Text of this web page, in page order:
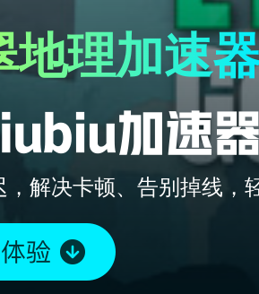
地理加速
，解决卡顿、告别掉线，